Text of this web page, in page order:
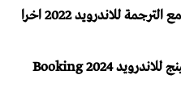
افضل 5 برامج لمشاهدة الافلام مع الترجمة للاندرويد 2022 اخرا
تحميل تطبيق حجز فنادق بوكينج للاندرويد Booking 2024